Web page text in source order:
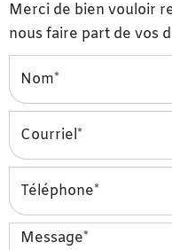
Merci de bien vouloir
nous faire part de vos